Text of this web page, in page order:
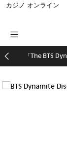
カジノ オンライン
「The BTS
SHOP